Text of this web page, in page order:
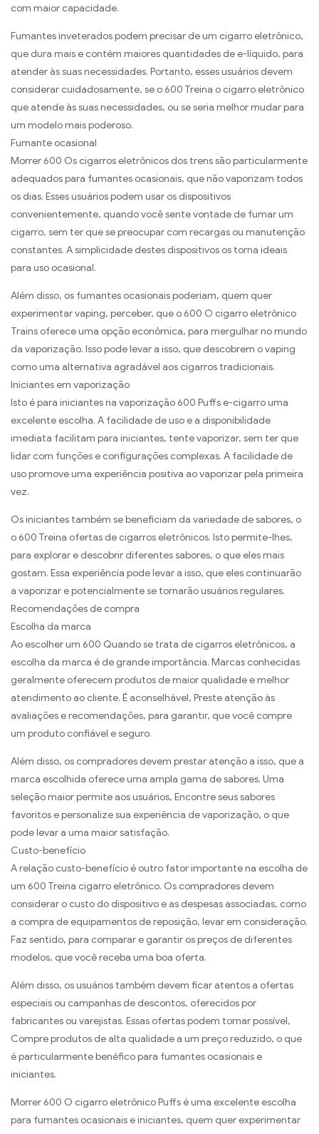
com maior capacidade.
Fumantes inveterados podem precisar de um cigarro eletrônico,
que dura mais e contém maiores quantidades de e-líquido, para
atender às suas necessidades. Portanto, esses usuários devem
considerar cuidadosamente, se o 600 Treina o cigarro eletrônico
que atende às suas necessidades, ou se seria melhor mudar para
um modelo mais poderoso.
Fumante ocasional
Morrer 600 Os cigarros eletrônicos dos trens são particularmente
adequados para fumantes ocasionais, que não vaporizam todos
os dias. Esses usuários podem usar os dispositivos
convenientemente, quando você sente vontade de fumar um
cigarro, sem ter que se preocupar com recargas ou manutenção
constantes. A simplicidade destes dispositivos os torna ideais
para uso ocasional.
Além disso, os fumantes ocasionais poderiam, quem quer
experimentar vaping, perceber, que o 600 O cigarro eletrônico
Trains oferece uma opção econômica, para mergulhar no mundo
da vaporização. Isso pode levar a isso, que descobrem o vaping
como uma alternativa agradável aos cigarros tradicionais.
Iniciantes em vaporização
Isto é para iniciantes na vaporização 600 Puffs e-cigarro uma
excelente escolha. A facilidade de uso e a disponibilidade
imediata facilitam para iniciantes, tente vaporizar, sem ter que
lidar com funções e configurações complexas. A facilidade de
uso promove uma experiência positiva ao vaporizar pela primeira
vez.
Os iniciantes também se beneficiam da variedade de sabores, o
o 600 Treina ofertas de cigarros eletrônicos. Isto permite-lhes,
para explorar e descobrir diferentes sabores, o que eles mais
gostam. Essa experiência pode levar a isso, que eles continuarão
a vaporizar e potencialmente se tornarão usuários regulares.
Recomendações de compra
Escolha da marca
Ao escolher um 600 Quando se trata de cigarros eletrônicos, a
escolha da marca é de grande importância. Marcas conhecidas
geralmente oferecem produtos de maior qualidade e melhor
atendimento ao cliente. É aconselhável, Preste atenção às
avaliações e recomendações, para garantir, que você compre
um produto confiável e seguro.
Além disso, os compradores devem prestar atenção a isso, que a
marca escolhida oferece uma ampla gama de sabores. Uma
seleção maior permite aos usuários, Encontre seus sabores
favoritos e personalize sua experiência de vaporização, o que
pode levar a uma maior satisfação.
Custo-benefício
A relação custo-benefício é outro fator importante na escolha de
um 600 Treina cigarro eletrônico. Os compradores devem
considerar o custo do dispositivo e as despesas associadas, como
a compra de equipamentos de reposição, levar em consideração.
Faz sentido, para comparar e garantir os preços de diferentes
modelos, que você receba uma boa oferta.
Além disso, os usuários também devem ficar atentos a ofertas
especiais ou campanhas de descontos, oferecidos por
fabricantes ou varejistas. Essas ofertas podem tornar possível,
Compre produtos de alta qualidade a um preço reduzido, o que
é particularmente benéfico para fumantes ocasionais e
iniciantes.
Morrer 600 O cigarro eletrônico Puffs é uma excelente escolha
para fumantes ocasionais e iniciantes, quem quer experimentar